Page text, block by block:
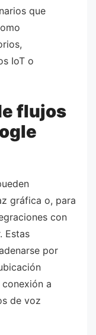
que
IoT o
flujos
gráfica o, para
con
Estas
por
a
de voz